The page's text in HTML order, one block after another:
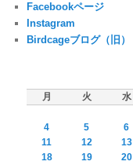
Facebookページ
Instagram
Birdcageブログ（旧）
月 火 水
4
5 6
11
12 13
18
19 20